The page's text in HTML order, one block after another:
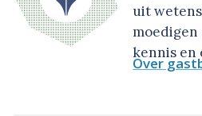
uit
moedigen
kennis en
Over